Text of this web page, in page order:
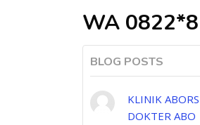
WA
BLOG POSTS
KLINIK
DOKTER ABO